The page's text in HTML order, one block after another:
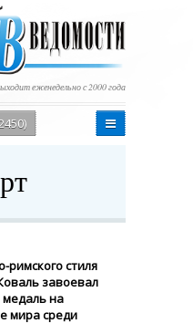
еженедельно с 2000 года
римского стиля
завоевал
на
мира среди